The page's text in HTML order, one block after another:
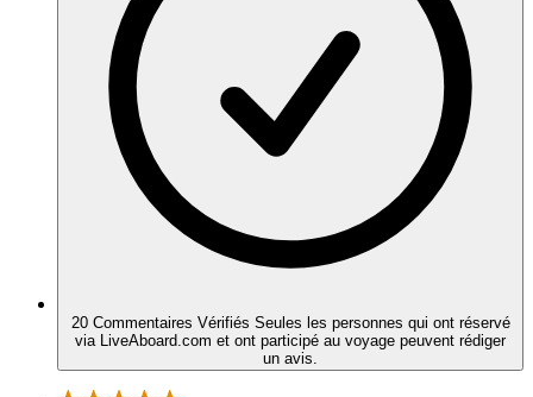
20 Commentaires Vérifiés Seules les personnes qui ont réservé
via LiveAboard.com et ont participé au voyage peuvent rédiger
un avis.